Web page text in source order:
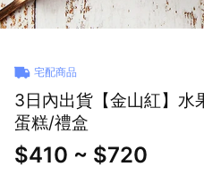
宅配商品
3日內出貨【金山紅】
蛋糕/禮盒
$410 ~ $720